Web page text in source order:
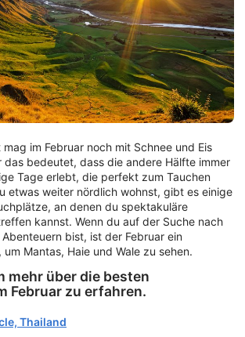
im Februar noch mit Schnee und Eis
das bedeutet, dass die andere Hälfte immer
Tage erlebt, die perfekt zum Tauchen
etwas weiter nördlich wohnst, gibt es einige
an denen du spektakuläre
kannst. Wenn du auf der Suche nach
bist, ist der Februar ein
Mantas, Haie und Wale zu sehen.
mehr über die besten
Februar zu erfahren.
Thailand